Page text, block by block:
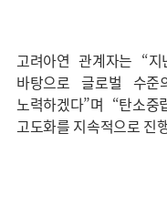
고려아연 관계자는 “
바탕으로 글로벌 수
노력하겠다”며 “탄소
고도화를 지속적으로 진